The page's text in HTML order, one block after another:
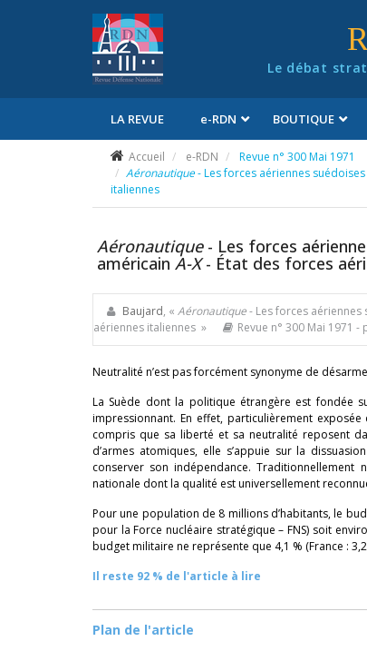
Le débat
LA REVUE e-RDN BOUTIQUE
Accueil e-RDN
Revue n° 300 Mai 1971
Aéronautique- Les forces aériennes suédoises
italiennes
Aéronautique - Les forces
américain A-X- État des forces
Baujard, « Aéronautique- Les forces aériennes
aériennes italiennes »
Revue n° 300 Mai 1971 -
Neutralité n’est pas forcément synonyme de
La Suède dont la politique étrangère est fondée
impressionnant. En effet, particulièrement
compris que sa liberté et sa neutralité reposent
d’armes atomiques, elle s’appuie sur la
conserver son indépendance.
nationale dont la qualité est universellement
Pour une population de 8 millions d’habitants, le
pour la Force nucléaire stratégique – FNS) soit
budget militaire ne représente que 4,1 % (France :
Il reste 92 % de l'article à lire
Plan de l'article